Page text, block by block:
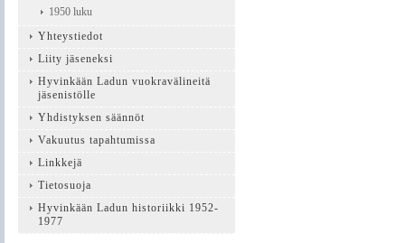
1950 luku
Yhteystiedot
Liity jäseneksi
Hyvinkään Ladun vuokravälineitä
jäsenistölle
Yhdistyksen säännöt
Vakuutus tapahtumissa
Linkkejä
Tietosuoja
Hyvinkään Ladun historiikki 1952-
1977